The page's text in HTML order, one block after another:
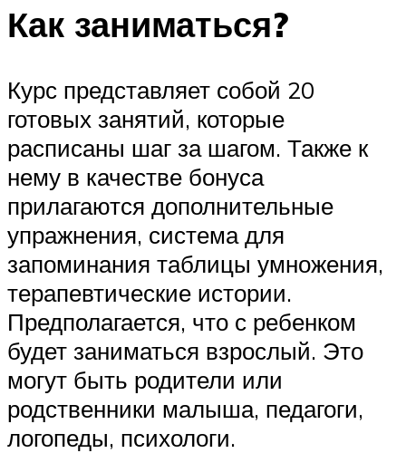
Как заниматься?
Курс представляет собой 20
готовых занятий, которые
расписаны шаг за шагом. Также к
нему в качестве бонуса
прилагаются дополнительные
упражнения, система для
запоминания таблицы умножения,
терапевтические истории.
Предполагается, что с ребенком
будет заниматься взрослый. Это
могут быть родители или
родственники малыша, педагоги,
логопеды, психологи.